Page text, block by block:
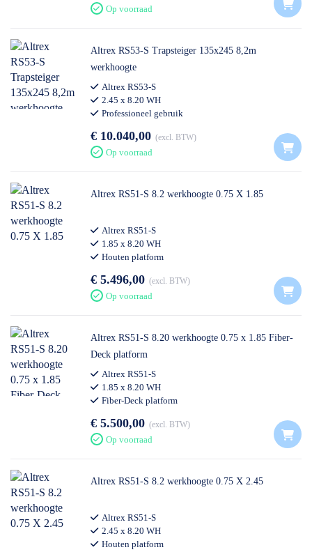
Op voorraad
Altrex RS53-S Trapsteiger 135x245 8,2m
werkhoogte
Altrex RS53-S
2.45 x 8.20 WH
Professioneel gebruik
€ 10.040,00 excl. BTW
Op voorraad
Altrex RS51-S 8.2 werkhoogte 0.75 X 1.85
Altrex RS51-S
1.85 x 8.20 WH
Houten platform
€ 5.496,00 excl. BTW
Op voorraad
Altrex RS51-S 8.20 werkhoogte 0.75 x 1.85 Fiber-
Deck platform
Altrex RS51-S
1.85 x 8.20 WH
Fiber-Deck platform
€ 5.500,00 excl. BTW
Op voorraad
Altrex RS51-S 8.2 werkhoogte 0.75 X 2.45
Altrex RS51-S
2.45 x 8.20 WH
Houten platform